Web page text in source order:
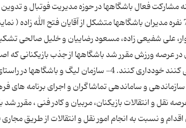
مشاركت فعال باشگاهها در حوزه مدیریت فوتبال و
مشورتی 7 نفره مدیران باشگاهها متشكل از آقایان فتح الله
عرصه ورزش مقرر شد باشگاهها از جذب بازیكنانی كه
رعایت نمی كنند خودداری كنند. 4- سازمان
نقل و انتقالات بازیكنان، مربیان و كادر فنی ، مقرر